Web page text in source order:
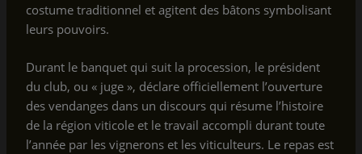
costume traditionnel et agitent des bâtons symbolisant
leurs pouvoirs.
Durant le banquet qui suit la procession, le président
du club, ou « juge », déclare officiellement l’ouverture
des vendanges dans un discours qui résume l’histoire
de la région viticole et le travail accompli durant toute
l’année par les vignerons et les viticulteurs. Le repas est